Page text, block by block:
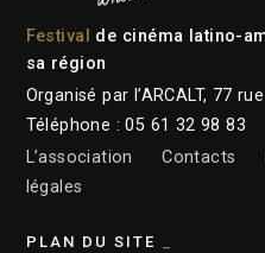
Festival de cinéma latino-
sa région
Organisé par l’ARCALT, 77
Téléphone : 05 61 32 98 83
L’association
Contacts
légales
PLAN DU SITE